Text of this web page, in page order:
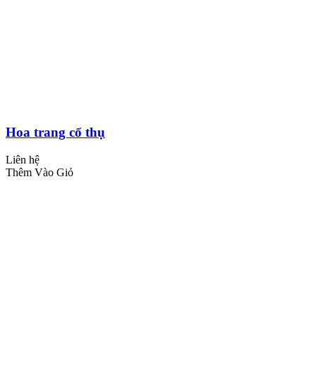
Hoa trang cổ thụ
Liên hệ
Thêm Vào Giỏ